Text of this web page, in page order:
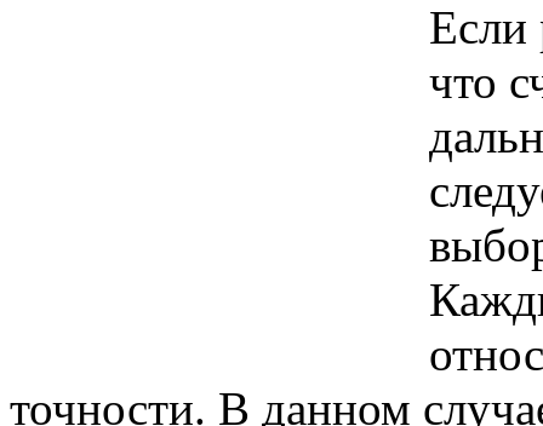
Если
что
точности. В данном